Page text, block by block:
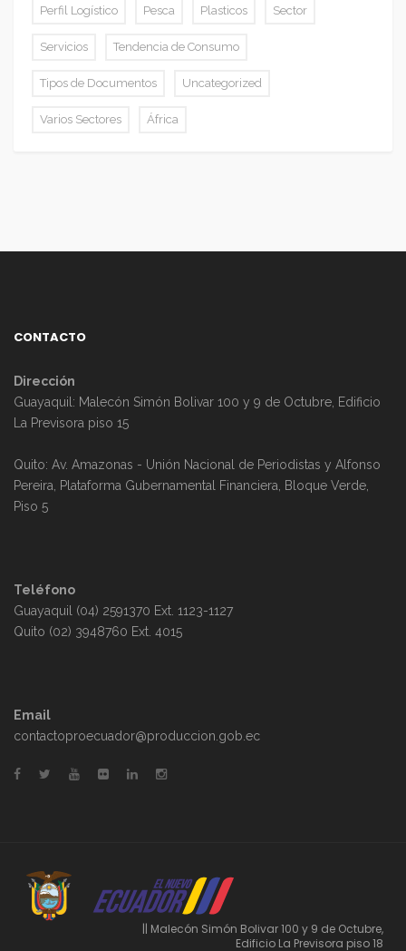
Perfil Logístico Pesca Plasticos Sector
Servicios Tendencia de Consumo
Tipos de Documentos Uncategorized
Varios Sectores África
CONTACTO
Dirección
Guayaquil: Malecón Simón Bolivar 100 y 9 de Octubre, Edificio
La Previsora piso 15
Quito: Av. Amazonas - Unión Nacional de Periodistas y Alfonso
Pereira, Plataforma Gubernamental Financiera, Bloque Verde,
Piso 5
Teléfono
Guayaquil (04) 2591370 Ext. 1123-1127
Quito (02) 3948760 Ext. 4015
Email
contactoproecuador@produccion.gob.ec
|| Malecón Simón Bolivar 100 y 9 de Octubre,
Edificio La Previsora piso 18